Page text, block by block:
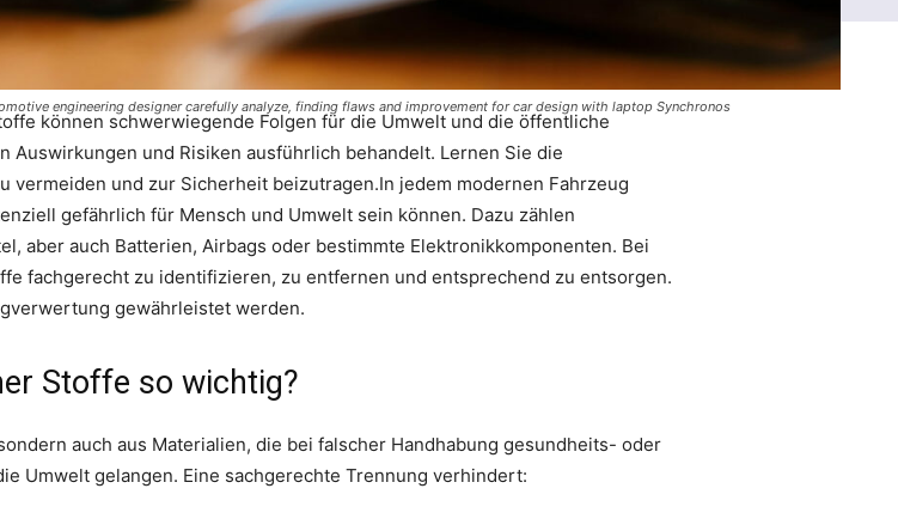
engineering designer carefully analyze, finding flaws and improvement for car design with laptop Synchronos
können schwerwiegende Folgen für die Umwelt und die öffentliche
und Risiken ausführlich behandelt. Lernen Sie die
und zur Sicherheit beizutragen.In jedem modernen Fahrzeug
gefährlich für Mensch und Umwelt sein können. Dazu zählen
aber auch Batterien, Airbags oder bestimmte Elektronikkomponenten. Bei
fachgerecht zu identifizieren, zu entfernen und entsprechend zu entsorgen.
gewährleistet werden.
Stoffe so wichtig?
auch aus Materialien, die bei falscher Handhabung gesundheits- oder
Umwelt gelangen. Eine sachgerechte Trennung verhindert: